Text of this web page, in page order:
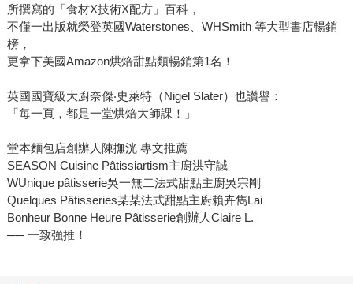
所撰寫的「食材X技術X配方」百科，
不僅一出版就榮登英國Waterstones、WHSmith 等大型書店暢銷
榜，
更拿下美國Amazon烘焙甜點類暢銷第1名！
英國國寶級大廚奈傑‧史萊特（Nigel Slater）也讚譽：
「每一頁，都是一堂烘焙大師課！」
堂本麵包店創辦人陳撫洸 專文推薦
SEASON Cuisine Pâtissiartism主廚洪守誠
WUnique pâtisserie吳一無二法式甜點主廚吳宗剛
Quelques Pâtisseries某某法式甜點主廚賴卉雋Lai
Bonheur Bonne Heure Pâtisserie創辦人Claire L.
── 一致強推！